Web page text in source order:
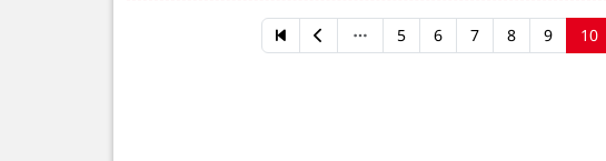
5 6 7 8 9 10